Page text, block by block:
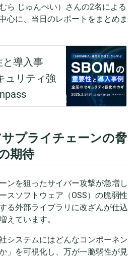
ら じゅんぺい）さんの2名による
心に、当日のレポートをまとめま
プライチェーンの脅
期待
ンを狙ったサイバー攻撃が急増し
スソフトウェア（OSS）の脆弱性
る外部ライブラリに改ざんが仕込
えています。
システムにはどんなコンポーネン
」を可視化し、万が一脆弱性が見